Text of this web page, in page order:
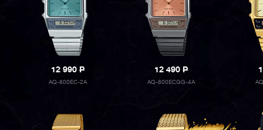
12 990P
AQ-800EC-2A
12 490P
AQ-800ECGG-4A